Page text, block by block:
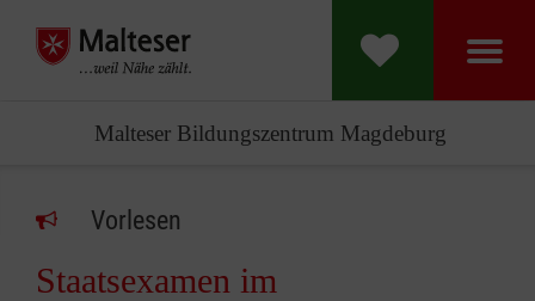
Malteser Bildungszentrum Magdeburg
Vorlesen
Staatsexamen im